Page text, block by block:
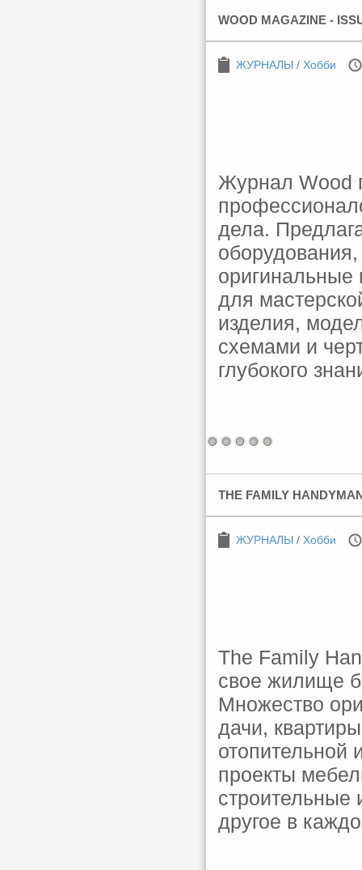
WOOD MAGAZINE -
ЖУРНАЛЫ / Хобби
Журнал Wood
дела.
оригинальные
для
изделия,
схемами и
глубокого
THE FAMILY
ЖУРНАЛЫ / Хобби
The Family
свое жилище
Множество
дачи,
отопительной
проекты
строительные
другое в